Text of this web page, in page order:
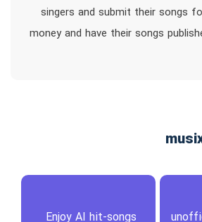
singers and submit their songs
money and have their songs
Enjoy AI hit-songs